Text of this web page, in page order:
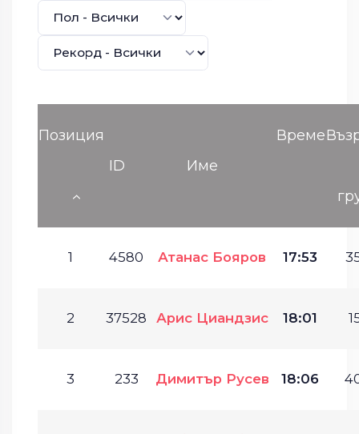
Позиция
ID
Име
Време
1 4580 Атанас Бояров 17:53
2 37528 Арис Циандзис 18:01
3 233 Димитър Русев 18:06